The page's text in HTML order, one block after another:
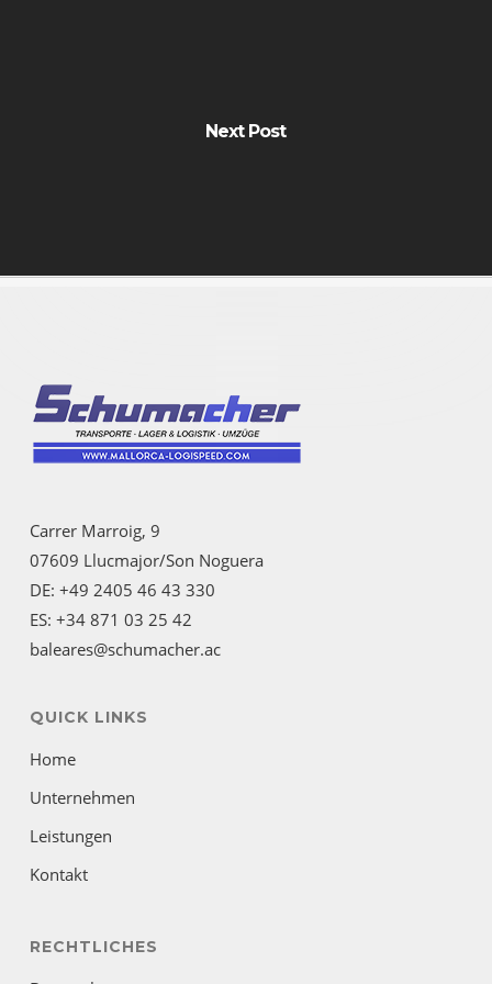
Next Post
Carrer Marroig, 9
07609 Llucmajor/Son Noguera
DE: +49 2405 46 43 330
ES: +34 871 03 25 42
baleares@schumacher.ac
QUICK LINKS
Home
Unternehmen
Leistungen
Kontakt
RECHTLICHES